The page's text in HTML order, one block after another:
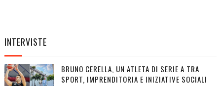
INTERVISTE
BRUNO CERELLA, UN ATLETA DI SERIE A TRA
SPORT, IMPRENDITORIA E INIZIATIVE SOCIALI